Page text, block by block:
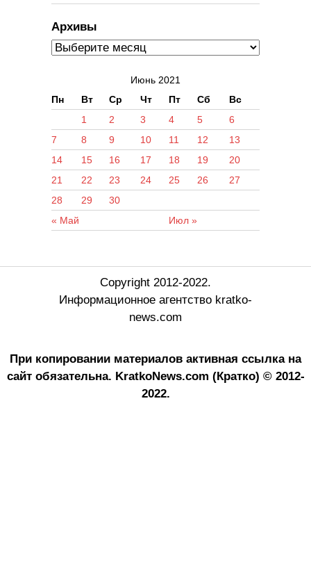
Архивы
Июнь 2021
Пн
Вт Ср Чт Пт Сб Вс
« Май Июл »
1 2 3 4 5
6
7
8 9 10 11 12
13
14
15 16 17 18 19
20
21
22 23 24 25 26
27
28
29 30
Copyright 2012-2022.
Информационное агентство kratko-
news.com
При копировании материалов активная ссылка на
сайт обязательна. KratkoNews.com (Кратко) © 2012-
2022.